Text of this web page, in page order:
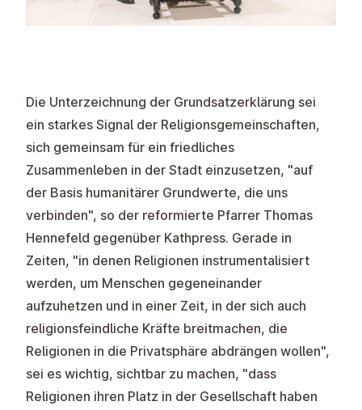
Die Unterzeichnung der Grundsatzerklärung sei
ein starkes Signal der Religionsgemeinschaften,
sich gemeinsam für ein friedliches
Zusammenleben in der Stadt einzusetzen, "auf
der Basis humanitärer Grundwerte, die uns
verbinden", so der reformierte Pfarrer Thomas
Hennefeld gegenüber Kathpress. Gerade in
Zeiten, "in denen Religionen instrumentalisiert
werden, um Menschen gegeneinander
aufzuhetzen und in einer Zeit, in der sich auch
religionsfeindliche Kräfte breitmachen, die
Religionen in die Privatsphäre abdrängen wollen",
sei es wichtig, sichtbar zu machen, "dass
Religionen ihren Platz in der Gesellschaft haben